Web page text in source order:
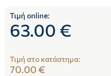
Τιμή online:
63.00 €
Τιμή στο κατάστημα:
70.00 €